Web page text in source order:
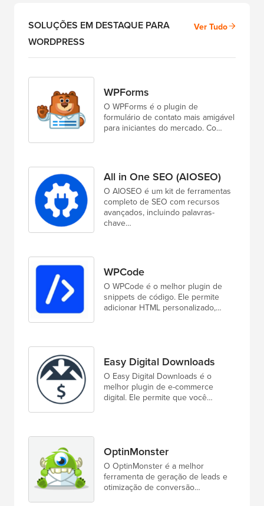
SOLUÇÕES EM DESTAQUE PARA
WORDPRESS
Ver Tudo
WPForms
O WPForms é o plugin de
formulário de contato mais amigável
para iniciantes do mercado. Co…
All in One SEO (AIOSEO)
O AIOSEO é um kit de ferramentas
completo de SEO com recursos
avançados, incluindo palavras-
chave…
WPCode
O WPCode é o melhor plugin de
snippets de código. Ele permite
adicionar HTML personalizado,…
Easy Digital Downloads
O Easy Digital Downloads é o
melhor plugin de e-commerce
digital. Ele permite que você…
OptinMonster
O OptinMonster é a melhor
ferramenta de geração de leads e
otimização de conversão…